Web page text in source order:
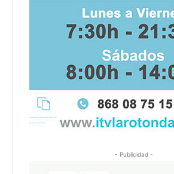
- Publicidad -